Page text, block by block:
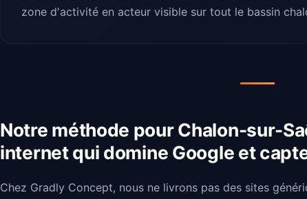
zone d'activité en acteur visible sur tout le bassin
Notre méthode pour Chalon-sur-
internet qui domine Google et
Chez Gradly Concept, nous ne livrons pas des sites